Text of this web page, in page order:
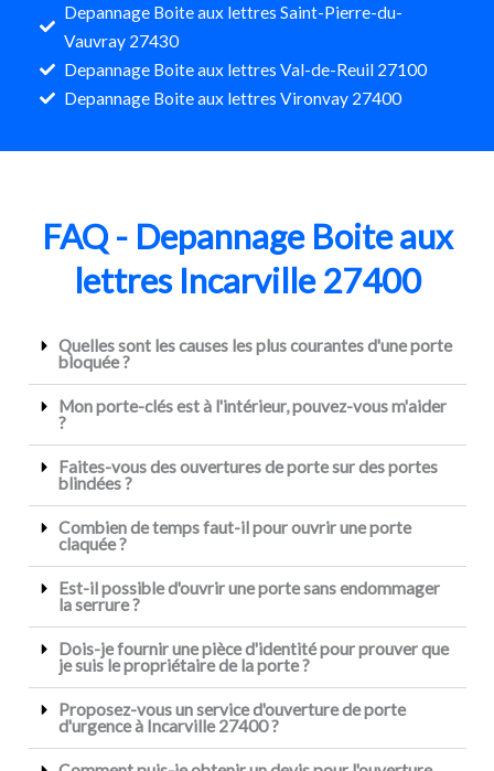
Depannage Boite aux lettres Saint-Pierre-du-
Vauvray 27430
Depannage Boite aux lettres Val-de-Reuil 27100
Depannage Boite aux lettres Vironvay 27400
FAQ - Depannage Boite aux
lettres Incarville 27400
Quelles sont les causes les plus courantes d'une porte
bloquée ?
Mon porte-clés est à l'intérieur, pouvez-vous m'aider
?
Faites-vous des ouvertures de porte sur des portes
blindées ?
Combien de temps faut-il pour ouvrir une porte
claquée ?
Est-il possible d'ouvrir une porte sans endommager
la serrure ?
Dois-je fournir une pièce d'identité pour prouver que
je suis le propriétaire de la porte ?
Proposez-vous un service d'ouverture de porte
d'urgence à Incarville 27400 ?